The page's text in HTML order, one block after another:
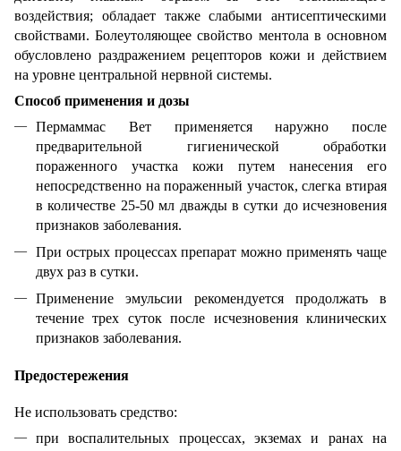
воздействия; обладает также слабыми антисептическими
свойствами. Болеутоляющее свойство ментола в основном
обусловлено раздражением рецепторов кожи и действием
на уровне центральной нервной системы.
Способ применения и дозы
Пермаммас Вет применяется наружно после
предварительной гигиенической обработки
пораженного участка кожи путем нанесения его
непосредственно на пораженный участок, слегка втирая
в количестве 25-50 мл дважды в сутки до исчезновения
признаков заболевания.
При острых процессах препарат можно применять чаще
двух раз в сутки.
Применение эмульсии рекомендуется продолжать в
течение трех суток после исчезновения клинических
признаков заболевания.
Предостережения
Не использовать средство:
при воспалительных процессах, экземах и ранах на